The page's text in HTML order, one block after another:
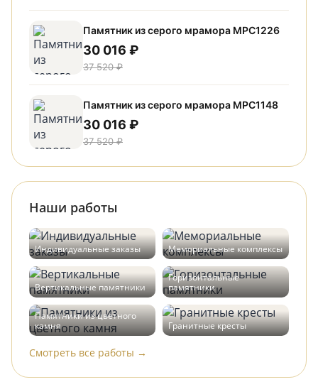
Памятник из серого мрамора МРС1226
30 016 ₽
37 520 ₽
Памятник из серого мрамора МРС1148
30 016 ₽
37 520 ₽
Наши работы
Индивидуальные заказы Мемориальные комплексы
Вертикальные памятники
Горизонтальные
памятники
Памятники из цветного
камня
Гранитные кресты
Смотреть все работы →